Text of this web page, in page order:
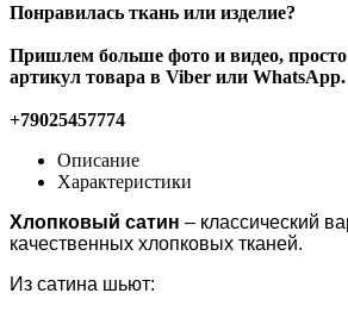
Понравилась ткань или изделие?
Пришлем больше фото и видео,
артикул товара в Viber или WhatsApp.
+79025457774
Описание
Характеристики
Хлопковый сатин – классический
качественных хлопковых тканей.
Из сатина шьют: